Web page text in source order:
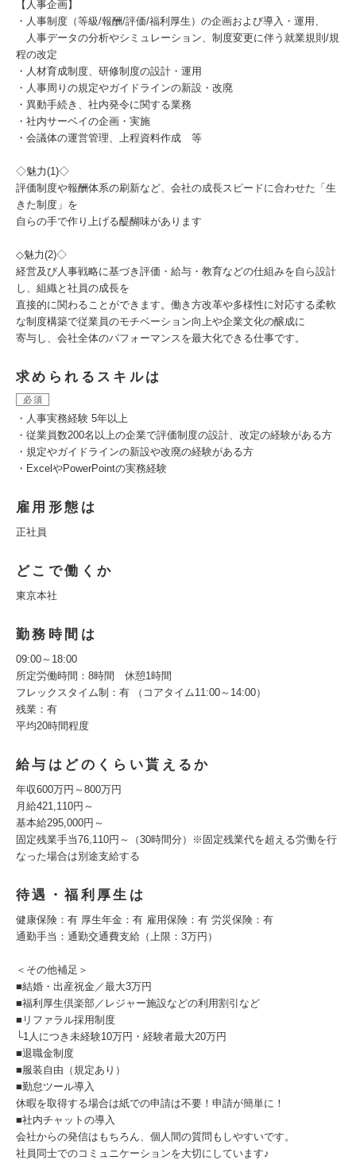
【人事企画】
・人事制度（等級/報酬/評価/福利厚生）の企画および導入・運用、
人事データの分析やシミュレーション、制度変更に伴う就業規則/規
程の改定
・人材育成制度、研修制度の設計・運用
・人事周りの規定やガイドラインの新設・改廃
・異動手続き、社内発令に関する業務
・社内サーベイの企画・実施
・会議体の運営管理、上程資料作成 等
◇魅力(1)◇
評価制度や報酬体系の刷新など、会社の成長スピードに合わせた「生
きた制度」を
自らの手で作り上げる醍醐味があります
◇魅力(2)◇
経営及び人事戦略に基づき評価・給与・教育などの仕組みを自ら設計
し、組織と社員の成長を
直接的に関わることができます。働き方改革や多様性に対応する柔軟
な制度構築で従業員のモチベーション向上や企業文化の醸成に
寄与し、会社全体のパフォーマンスを最大化できる仕事です。
求められるスキルは
必須
・人事実務経験 5年以上
・従業員数200名以上の企業で評価制度の設計、改定の経験がある方
・規定やガイドラインの新設や改廃の経験がある方
・ExcelやPowerPointの実務経験
雇用形態は
正社員
どこで働くか
東京本社
勤務時間は
09:00～18:00
所定労働時間：8時間 休憩1時間
フレックスタイム制：有 （コアタイム11:00～14:00）
残業：有
平均20時間程度
給与はどのくらい貰えるか
年収600万円～800万円
月給421,110円～
基本給295,000円～
固定残業手当76,110円～（30時間分）※固定残業代を超える労働を行
なった場合は別途支給する
待遇・福利厚生は
健康保険：有 厚生年⾦：有 雇⽤保険：有 労災保険：有
通勤手当：通勤交通費支給（上限：3万円）
＜その他補足＞
■結婚・出産祝金／最大3万円
■福利厚生倶楽部／レジャー施設などの利用割引など
■リファラル採用制度
└1人につき未経験10万円・経験者最大20万円
■退職金制度
■服装自由（規定あり）
■勤怠ツール導入
休暇を取得する場合は紙での申請は不要！申請が簡単に！
■社内チャットの導入
会社からの発信はもちろん、個人間の質問もしやすいです。
社員同士でのコミュニケーションを大切にしています♪